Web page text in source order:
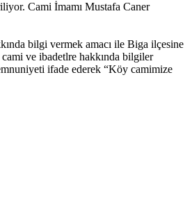
Cami İmamı Mustafa Caner
bilgi vermek amacı ile Biga ilçesine
ve ibadetlre hakkında bilgiler
ifade ederek “Köy camimize